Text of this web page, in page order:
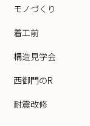
モノづくり
着工前
構造見学会
西御門のR
耐震改修